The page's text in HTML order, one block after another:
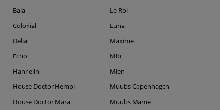
Bala
Colonial
Delia
Echo
Hannelin
House Doctor Hempi
House Doctor Mara
Le Roi
Luna
Maxime
Mib
Mien
Muubs Copenhagen
Muubs Mame